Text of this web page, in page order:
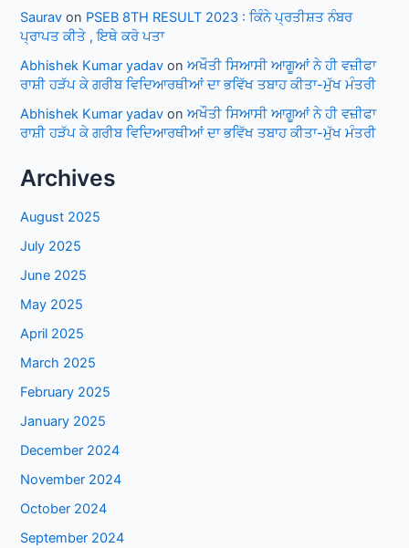
Saurav on PSEB 8TH RESULT 2023 : ਕਿੰਨੇ ਪ੍ਰਤੀਸ਼ਤ ਨੰਬਰ
ਪ੍ਰਾਪਤ ਕੀਤੇ , ਇਥੇ ਕਰੋ ਪਤਾ
Abhishek Kumar yadav onਅਖੌਤੀ ਸਿਆਸੀ ਆਗੂਆਂ ਨੇ ਹੀ ਵਜ਼ੀਫਾ
ਰਾਸ਼ੀ ਹੜੱਪ ਕੇ ਗਰੀਬ ਵਿਦਿਆਰਥੀਆਂ ਦਾ ਭਵਿੱਖ ਤਬਾਹ ਕੀਤਾ-ਮੁੱਖ ਮੰਤਰੀ
Abhishek Kumar yadav onਅਖੌਤੀ ਸਿਆਸੀ ਆਗੂਆਂ ਨੇ ਹੀ ਵਜ਼ੀਫਾ
ਰਾਸ਼ੀ ਹੜੱਪ ਕੇ ਗਰੀਬ ਵਿਦਿਆਰਥੀਆਂ ਦਾ ਭਵਿੱਖ ਤਬਾਹ ਕੀਤਾ-ਮੁੱਖ ਮੰਤਰੀ
Archives
August 2025
July 2025
June 2025
May 2025
April 2025
March 2025
February 2025
January 2025
December 2024
November 2024
October 2024
September 2024